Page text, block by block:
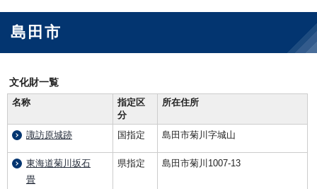
島田市
文化財一覧
名称
指定区
分
所在住所
諏訪原城跡 国指定 島田市菊川字城山
東海道菊川坂石
畳
県指定 島田市菊川1007-13